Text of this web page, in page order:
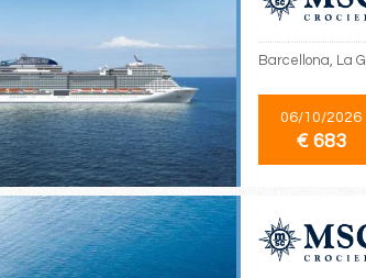
Barcellona, La
06/10/2026
€ 683